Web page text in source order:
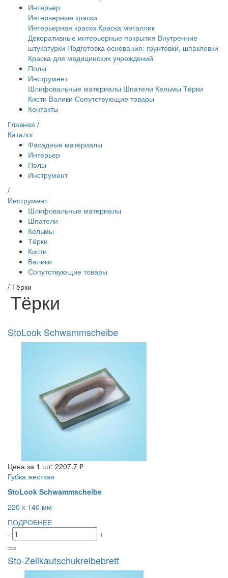
Интерьер
Интерьерные краски
Интерьерная краска Краска металлик
Декоративные интерьерные покрытия Внутренние
штукатурки Подготовка основания: грунтовки, шпаклевки
Краска для медицинских учреждений
Полы
Инструмент
Шлифовальные материалы Шпатели Кельмы Тёрки
Кисти Валики Сопутствующие товары
Контакты
Главная /
Каталог
Фасадные материалы
Интерьер
Полы
Инструмент
/
Инструмент
Шлифовальные материалы
Шпатели
Кельмы
Тёрки
Кисти
Валики
Сопутствующие товары
/ Тёрки
Тёрки
StoLook Schwammscheibe
Цена за 1 шт: 2207.7 ₽
Губка жесткая
StoLook Schwammscheibe
220 x 140 мм
ПОДРОБНЕЕ
-
+
Sto-Zellkautschukreibebrett